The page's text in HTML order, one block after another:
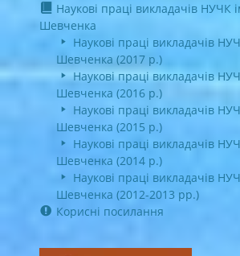
Наукові праці викладачів НУЧК
Шевченка
Наукові праці викладачів
Шевченка (2017 р.)
Наукові праці викладачів
Шевченка (2016 р.)
Наукові праці викладачів
Шевченка (2015 р.)
Наукові праці викладачів
Шевченка (2014 р.)
Наукові праці викладачів
Шевченка (2012-2013 рр.)
Корисні посилання